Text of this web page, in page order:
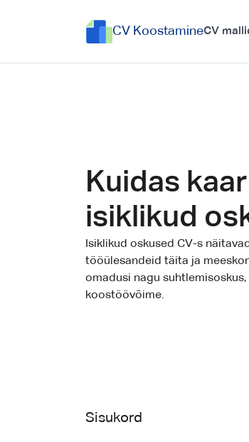
CV KoostamineCV
Kuidas
isiklikud
Isiklikud oskused CV-s
tööülesandeid täita ja
omadusi nagu
koostöövõime.
Sisukord